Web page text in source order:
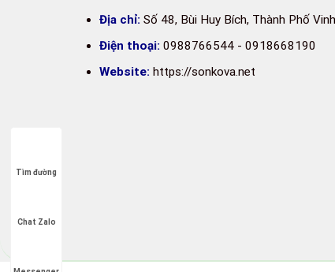
Địa chỉ: Số 48, Bùi Huy Bích, Thành Phố
Điện thoại: 0988766544 - 0918668190
Website: https://sonkova.net
Tìm đường
Chat Zalo